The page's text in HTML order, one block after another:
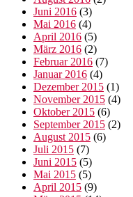
Juni 2016 (3)
Mai 2016 (4)
April 2016 (5)
März 2016 (2)
Februar 2016 (7)
Januar 2016 (4)
Dezember 2015 (1)
November 2015 (4)
Oktober 2015 (6)
September 2015 (2)
August 2015 (6)
Juli 2015 (7)
Juni 2015 (5)
Mai 2015 (5)
April 2015 (9)